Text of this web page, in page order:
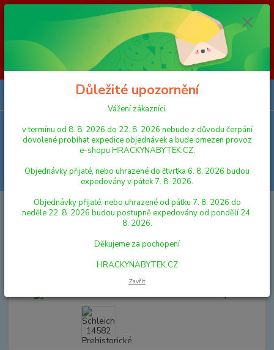
Vážení zákazníci, v termínu od 8. 8. 2026 do 23. 8. 2026 nebude z
důvodu čerpání dovolené probíhat expedice objednávek a bude omezen
provoz e-shopu HRACKYNABYTEK.CZ. Objednávky přijaté, nebo
uhrazené do čtvrtka 6. 8. 2026 budou expedovány v pátek 7. 8. 2026.
Objednávky přijaté, nebo uhrazené od pátku 7. 8. 2026 do neděle 23. 8.
2026 budou postupně expedovány od pondělí 24. 8. 2026. Děkujeme za
pochopení HRACKYNABYTEK.CZ
Menu
Hledat
FIGURKY A ZVÍŘÁTKA
Schleich 14582 Prehistorické zvířátko -
Utahraptor
Schleich 14582 Prehistorické
zvířátko - Utahraptor
Důležité upozornění
Vážení zákazníci,
v termínu od 8. 8. 2026 do 22. 8. 2026 nebude z důvodu čerpání
dovolené probíhat expedice objednávek a bude omezen provoz
e-shopu HRACKYNABYTEK.CZ.
Objednávky přijaté, nebo uhrazené do čtvrtka 6. 8. 2026 budou
expedovány v pátek 7. 8. 2026.
Objednávky přijaté, nebo uhrazené od pátku 7. 8. 2026 do
neděle 22. 8. 2026 budou postupně expedovány od pondělí 24.
8. 2026.
Děkujeme za pochopení
HRACKYNABYTEK.CZ
Zavřít